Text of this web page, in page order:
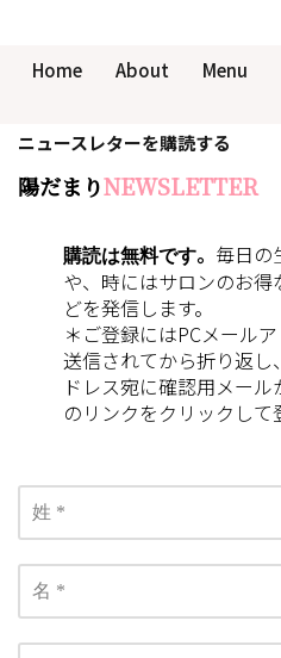
Home About Menu
ニュースレターを購読する
陽だまりNEWSLETTER
購読は無料です。 毎日の
や、時にはサロンのお
どを発信します。
＊ご登録にはPCメール
送信されてから折り返
ドレス宛に確認用メー
のリンクをクリックして